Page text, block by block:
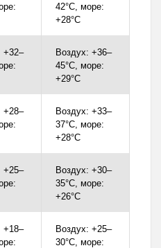
42°C, море:
+28°C
+32–
Воздух: +36–
45°C, море:
+29°C
+28–
Воздух: +33–
37°C, море:
+28°C
+25–
Воздух: +30–
35°C, море:
+26°C
+18–
Воздух: +25–
30°C, море: